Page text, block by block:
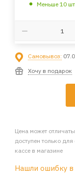
Меньше 10 шт
Самовывоз:
Хочу в подарок
Цена может
доступен только
кассе в магазине
Нашли ошибку в